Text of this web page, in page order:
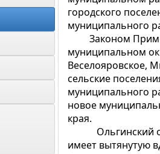
городского
муниципального
Законом
муниципальном
Веселояровское,
сельские
муниципального
новое
края.
Ольгинский
имеет вытянутую